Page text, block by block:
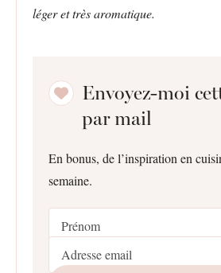
léger et très aromatique.
Envoyez-moi
par mail
En bonus, de l’inspiration en
semaine.